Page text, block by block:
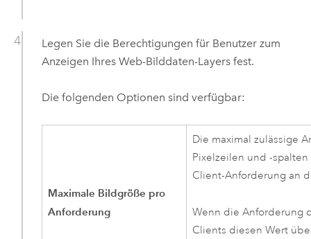
Legen Sie die Berechtigungen für Benutzer zum
Anzeigen Ihres Web-Bilddaten-Layers fest.
Die folgenden Optionen sind verfügbar:
Maximale Bildgröße pro
Anforderung
Die maximal zulässige
Pixelzeilen und -
Client-Anforderung an
Wenn die Anforderung
Clients diesen Wert